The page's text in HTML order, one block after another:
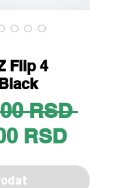
Flip 4
RSD
RSDSale
Price